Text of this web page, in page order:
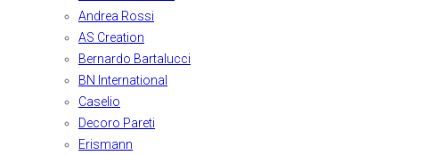
Andrea Rossi
AS Creation
Bernardo Bartalucci
BN International
Caselio
Decoro Pareti
Erismann